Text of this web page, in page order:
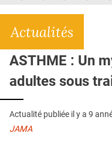
L'APP
QUI SOMMES-NOUS ?
PUBLICITÉ
CONDITIONS GÉNÉRALES
CONTACT
Actualités
ASTHME : Un
adultes sous
Actualité publiée il y a 9
JAMA